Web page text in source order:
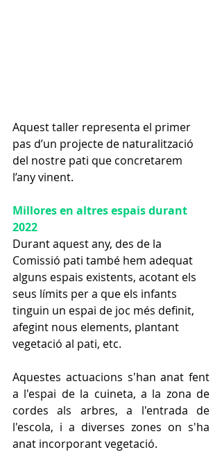
Aquest taller representa el primer
pas d’un projecte de naturalització
del nostre pati que concretarem
l’any vinent.
Millores en altres espais durant
2022
Durant aquest any, des de la
Comissió pati també hem adequat
alguns espais existents, acotant els
seus límits per a que els infants
tinguin un espai de joc més definit,
afegint nous elements, plantant
vegetació al pati, etc.
Aquestes actuacions s'han anat fent
a l'espai de la cuineta, a la zona de
cordes als arbres, a l'entrada de
l'escola, i a diverses zones on s'ha
anat incorporant vegetació.